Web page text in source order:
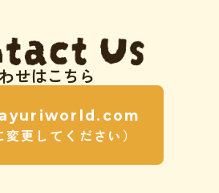
せはこちら
変更してください）